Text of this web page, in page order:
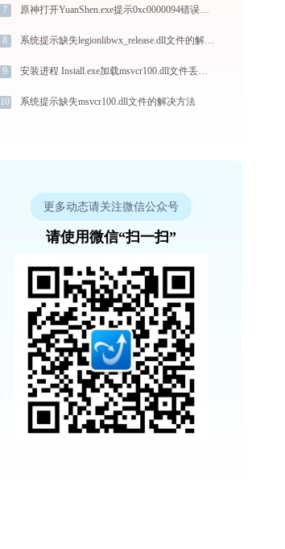
7 原神打开YuanShen.exe提示0xc0000094错误码怎么办
8 系统提示缺失legionlibwx_release.dll文件的解决方法
9 安装进程 Install.exe加载msvcr100.dll文件丢失处理办法
10 系统提示缺失msvcr100.dll文件的解决方法
更多动态请关注微信公众号
请使用微信“扫一扫”